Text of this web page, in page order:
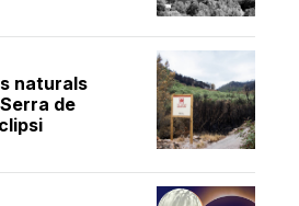
naturals
de